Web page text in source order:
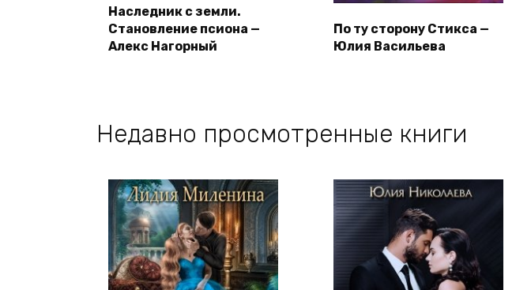
Наследник с земли.
Становление псиона —
Алекс Нагорный
По ту сторону Стикса —
Юлия Васильева
Недавно просмотренные книги